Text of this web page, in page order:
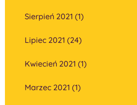
Sierpień 2021 (1)
Lipiec 2021 (24)
Kwiecień 2021 (1)
Marzec 2021 (1)